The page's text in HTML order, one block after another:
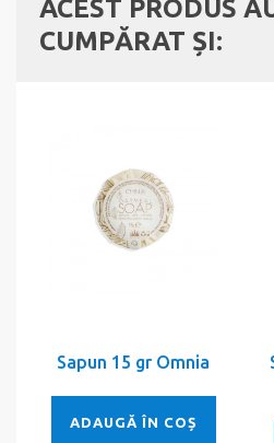
ACEST PRODUS
CUMPĂRAT ȘI:
Sapun 15 gr Omnia
ADAUGĂ ÎN COȘ